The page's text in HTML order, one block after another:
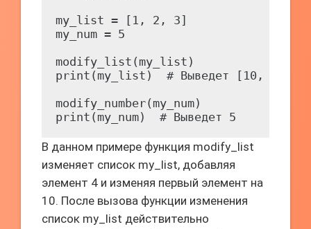
my_list = [1, 2, 3]
my_num = 5
modify_list(my_list)
print(my_list)  # Выведет [10, 2, 3]
modify_number(my_num)
В данном примере функция modify_list
изменяет список my_list, добавляя
элемент 4 и изменяя первый элемент на
10. После вызова функции изменения
список my_list действительно